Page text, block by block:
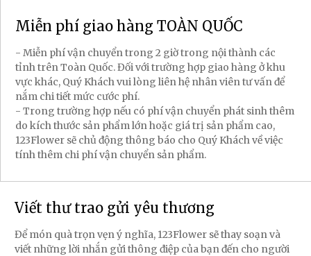
Miễn phí giao hàng TOÀN QUỐC
- Miễn phí vận chuyển trong 2 giờ trong nội thành các
tỉnh trên Toàn Quốc. Đối với trường hợp giao hàng ở khu
vực khác, Quý Khách vui lòng liên hệ nhân viên tư vấn để
nắm chi tiết mức cước phí.
- Trong trường hợp nếu có phí vận chuyển phát sinh thêm
do kích thước sản phẩm lớn hoặc giá trị sản phẩm cao,
123Flower sẽ chủ động thông báo cho Quý Khách về việc
tính thêm chi phí vận chuyển sản phẩm.
Viết thư trao gửi yêu thương
Để món quà trọn vẹn ý nghĩa, 123Flower sẽ thay soạn và
viết những lời nhắn gửi thông điệp của bạn đến cho người